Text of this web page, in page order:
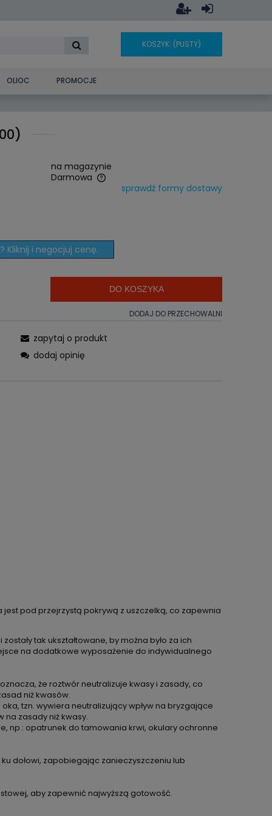
KOSZYK: (PUSTY)
OLIOC PROMOCJE
na magazynie
Darmowa
ewentualnych
sprawdź formy dostawy
Kliknij i negocjuj cenę.
DO KOSZYKA
DODAJ DO PRZECHOWALNI
zapytaj o produkt
dodaj opinię
jest pod przejrzystą pokrywą z uszczelką, co zapewnia
tak ukształtowane, by można było za ich
na dodatkowe wyposażenie do indywidualnego
że roztwór neutralizuje kwasy i zasady, co
niż kwasów.
tzn. wywiera neutralizujący wpływ na bryzgające
na zasady niż kwasy.
np.: opatrunek do tamowania krwi, okulary ochronne
dołowi, zapobiegając zanieczyszczeniu lub
aby zapewnić najwyższą gotowość.